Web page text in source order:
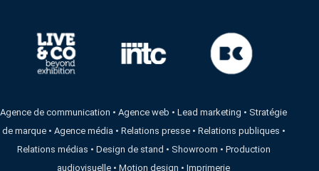
Agence de communication •Agence web •Lead marketing • Stratégie
de marque• Agence média • Relations presse• Relations publiques •
Relations médias • Design de stand • Showroom • Production
audiovisuelle •Motion design •Imprimerie